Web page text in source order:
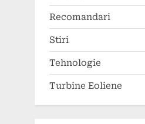
Recomandari
Stiri
Tehnologie
Turbine Eoliene